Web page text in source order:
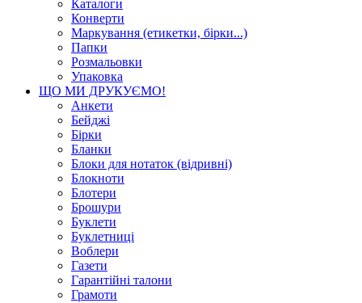
Каталоги
Конверти
Маркування (етикетки, бірки...)
Папки
Розмальовки
Упаковка
ЩО МИ ДРУКУЄМО!
Анкети
Бейджі
Бірки
Бланки
Блоки для нотаток (відривні)
Блокноти
Блотери
Брошури
Буклети
Буклетниці
Воблери
Газети
Гарантійні талони
Грамоти